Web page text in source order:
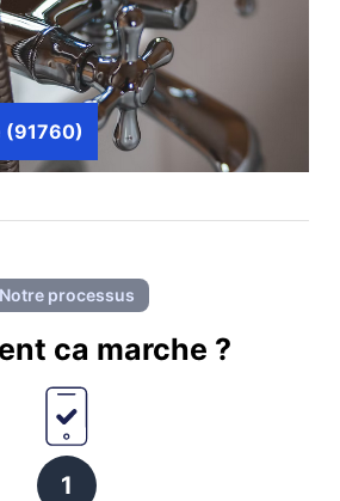
(91760)
Notre processus
ca marche ?
1